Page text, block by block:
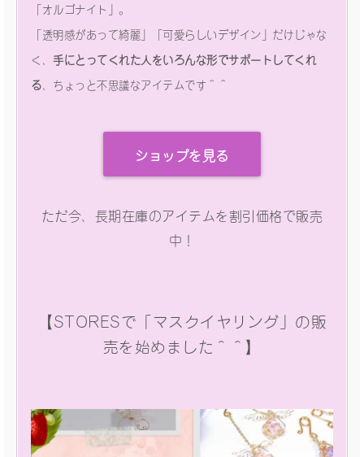
「オルゴナイト」。
「透明感があって綺麗」「可愛らしいデザイン」だけじゃな
く、 手にとってくれた人をいろんな形でサポートしてくれ
る 、ちょっと不思議なアイテムです＾＾
ショップを見る
ただ今、長期在庫のアイテムを割引価格で販売
中！
【STORESで「マスクイヤリング」の販
売を始めました＾＾】